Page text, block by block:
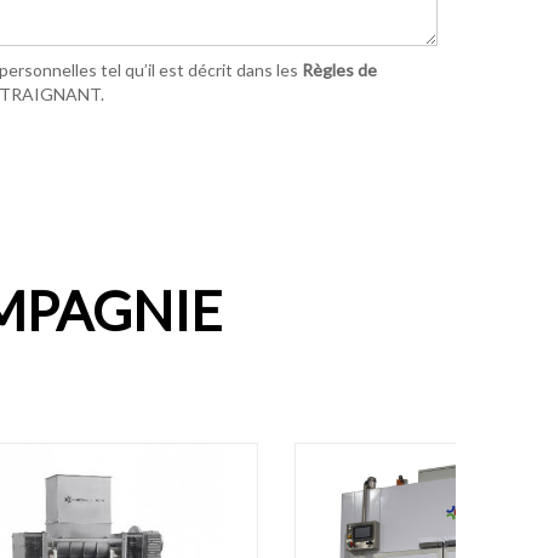
tel qu’il est décrit dans les Règles de